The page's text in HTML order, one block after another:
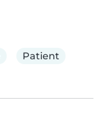
Patient